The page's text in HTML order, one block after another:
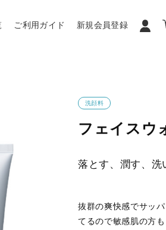
ご利用ガイド 新規会員登録
洗顔料
フェイスウ
落とす、潤す、洗
抜群の爽快感でサッ
てるので敏感肌の方